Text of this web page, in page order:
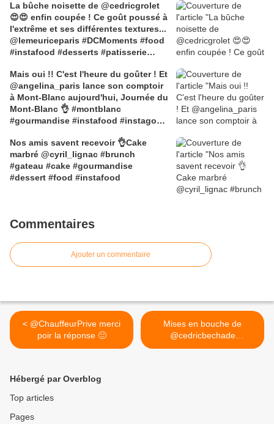
La bûche noisette de @cedricgrolet
😍😍 enfin coupée ! Ce goût poussé à
l'extrême et ses différentes textures...
@lemeuriceparis #DCMoments #food
#instafood #desserts #patisserie
#noisette
Mais oui !! C'est l'heure du goûter ! Et
@angelina_paris lance son comptoir
à Mont-Blanc aujourd'hui, Journée du
Mont-Blanc 👌 #montblanc
#gourmandise #instafood #instagood
#angelina #salondethé
Nos amis savent recevoir 👌Cake
marbré @cyril_lignac #brunch
#gateau #cake #gourmandise
#dessert #food #instafood
Commentaires
Ajouter un commentaire
< @ChauffeurPrive merci
poir la réponse 🙁
Mises en bouche de
@cedricbechade
#aubergebasque 😍 C'est
Hébergé par Overblog
Top articles
Pages